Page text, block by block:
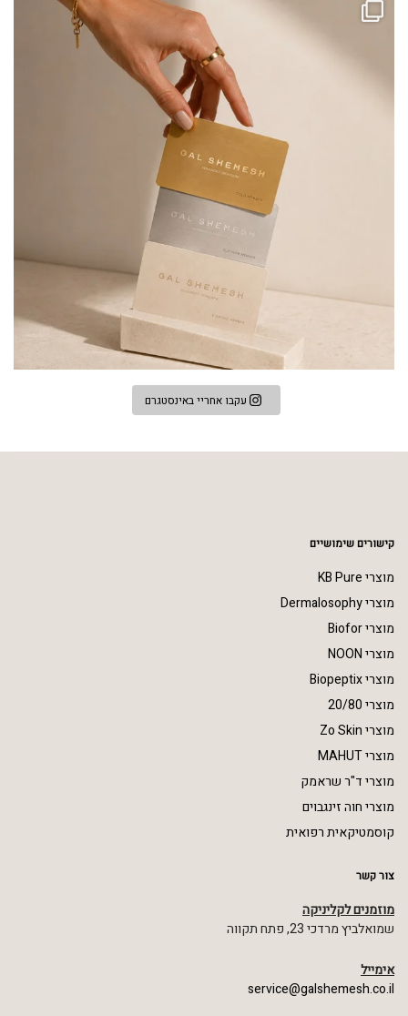
עקבו אחריי באינסטגרם
קישורים שימושיים
מוצרי KB Pure
מוצרי Dermalosophy
מוצרי Biofor
מוצרי NOON
מוצרי Biopeptix
מוצרי 20/80
מוצרי Zo Skin
מוצרי MAHUT
מוצרי ד"ר שראמק
מוצרי חוה זינגבוים
קוסמטיקאית רפואית
צור קשר
מוזמנים לקליניקה
שמואלביץ מרדכי 23, פתח תקווה
אימייל
service@galshemesh.co.il